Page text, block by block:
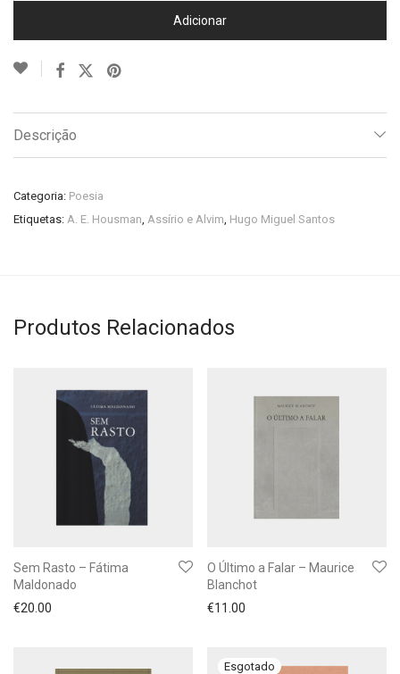
Adicionar
Descrição
Categoria: Poesia
Etiquetas: A. E. Housman, Assírio e Alvim, Hugo Miguel Santos
Produtos Relacionados
Sem Rasto – Fátima
Maldonado
€20.00
O Último a Falar – Maurice
Blanchot
€11.00